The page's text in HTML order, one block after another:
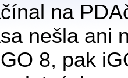
na
nešla ani
8, pak